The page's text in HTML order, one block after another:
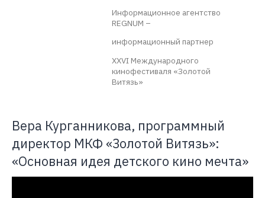
Информационное агентство
REGNUM –
информационный партнер
XXVI Международного
кинофестиваля «Золотой
Витязь»
Вера Курганникова, программный
директор МКФ «Золотой Витязь»:
«Основная идея детского кино мечта»